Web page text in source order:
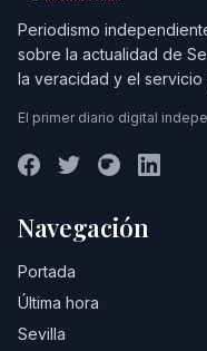
Periodismo
sobre la actualidad de
la veracidad y el servicio
El primer diario digital
Navegación
Portada
Última hora
Sevilla